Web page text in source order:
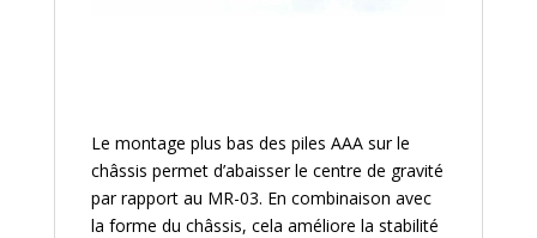
Le montage plus bas des piles AAA sur le
châssis permet d’abaisser le centre de gravité
par rapport au MR-03. En combinaison avec
la forme du châssis, cela améliore la stabilité